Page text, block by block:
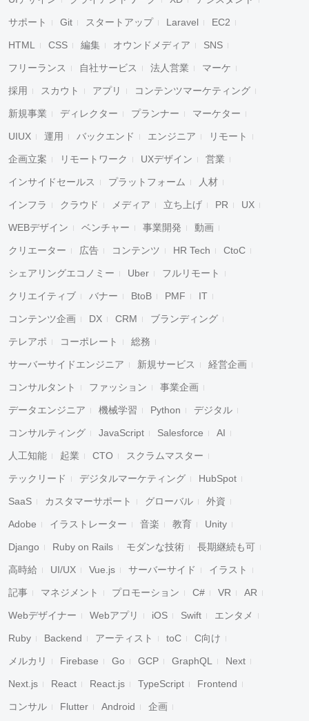
サポート Git スタートアップ Laravel EC2
HTML CSS 編集 オウンドメディア SNS
フリーランス 自社サービス 法人営業 マーケ
採用 スカウト アプリ コンテンツマーケティング
新規事業 ディレクター プランナー マーケター
UIUX 運用 バックエンド エンジニア リモート
企画立案 リモートワーク UXデザイン 営業
インサイドセールス プラットフォーム 人材
インフラ クラウド メディア 立ち上げ PR UX
WEBデザイン ベンチャー 事業開発 動画
クリエーター 広告 コンテンツ HR Tech CtoC
シェアリングエコノミー Uber フルリモート
クリエイティブ バナー BtoB PMF IT
コンテンツ企画 DX CRM ブランディング
テレアポ コーポレート 総務
サーバーサイドエンジニア 新規サービス 経営企画
コンサルタント ファッション 事業企画
データエンジニア 機械学習 Python デジタル
コンサルティング JavaScript Salesforce AI
人工知能 起業 CTO スクラムマスター
テックリード デジタルマーケティング HubSpot
SaaS カスタマーサポート グローバル 外資
Adobe イラストレーター 音楽 教育 Unity
Django Ruby on Rails モダンな技術 長期継続も可
高時給 UI/UX Vue.js サーバーサイド イラスト
記事 マネジメント プロモーション C# VR AR
Webデザイナー Webアプリ iOS Swift エンタメ
Ruby Backend アーティスト toC C向け
メルカリ Firebase Go GCP GraphQL Next
Next.js React React.js TypeScript Frontend
コンサル Flutter Android 企画